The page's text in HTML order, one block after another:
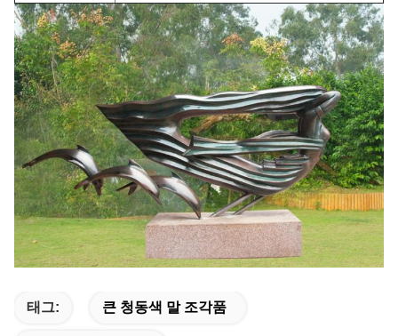
태그: 큰 청동색 말 조각품